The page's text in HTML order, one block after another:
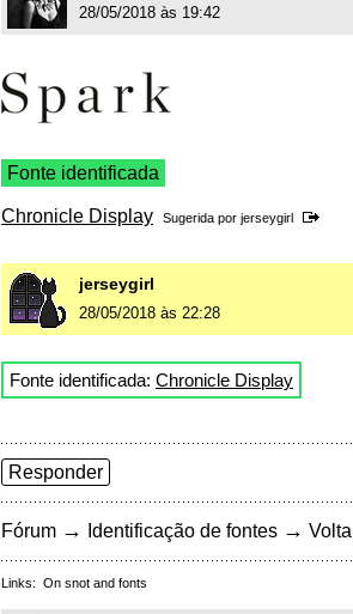
28/05/2018 às 19:42
Fonte identificada
Chronicle Display Sugerida por jerseygirl
jerseygirl
28/05/2018 às 22:28
Fonte identificada: Chronicle Display
Responder
Fórum → Identificação de fontes →
Links: On snot and fonts